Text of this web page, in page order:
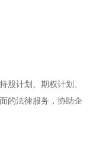
股计划、期权计划、
的法律服务，协助企